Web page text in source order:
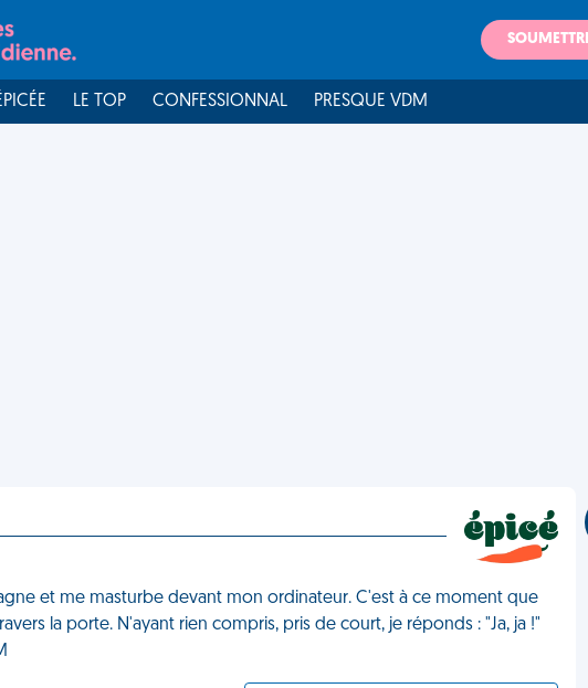
LE TOP CONFESSIONNAL PRESQUE VDM
et me masturbe devant mon ordinateur. C'est à ce moment que
la porte. N'ayant rien compris, pris de court, je réponds : "Ja, ja !"